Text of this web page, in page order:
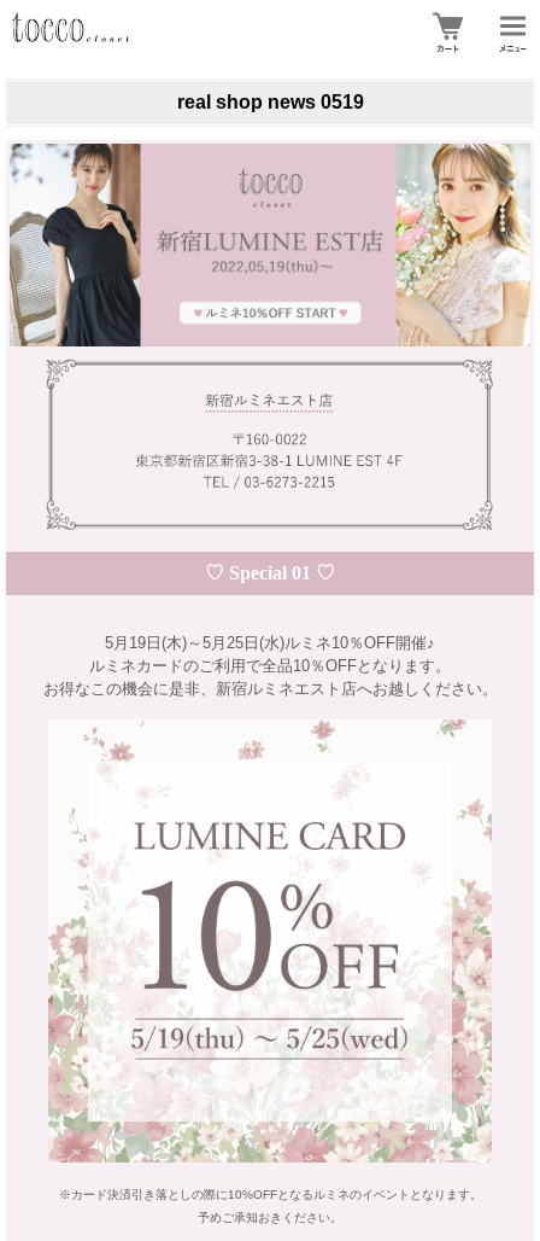
real shop news 0519
♡ Special 01 ♡
5月19日(木)～5月25日(水)ルミネ10％OFF開催♪
ルミネカードのご利用で全品10％OFFとなります。
お得なこの機会に是非、新宿ルミネエスト店へお越しください。
※カード決済引き落としの際に10%OFFとなるルミネのイベントとなります。
予めご承知おきください。